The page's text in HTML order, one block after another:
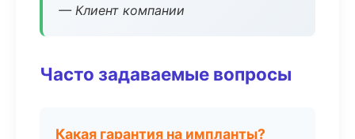
— Клиент компании
Часто задаваемые вопросы
Какая гарантия на импланты?